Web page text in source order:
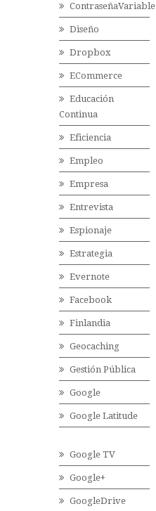
ContraseñaVariable
Diseño
Dropbox
ECommerce
Educación
Continua
Eficiencia
Empleo
Empresa
Entrevista
Espionaje
Estrategia
Evernote
Facebook
Finlandia
Geocaching
Gestión Pública
Google
Google Latitude
Google TV
Google+
GoogleDrive